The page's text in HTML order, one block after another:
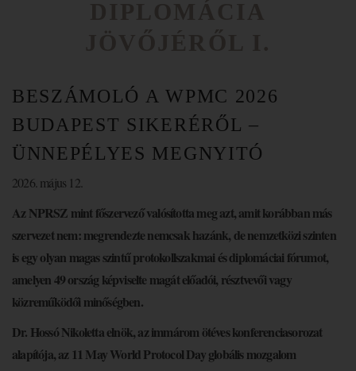
BESZÁMOLÓ A WPMC 2026
BUDAPEST SIKERÉRŐL –
ÜNNEPÉLYES MEGNYITÓ
2026. május 12.
Az NPRSZ mint főszervező valósította meg azt, amit korábban más
szervezet nem: megrendezte nemcsak hazánk, de nemzetközi szinten
is egy olyan magas szintű protokollszakmai és diplomáciai fórumot,
amelyen 49 ország képviselte magát előadói, résztvevői vagy
közreműködői minőségben.
Dr. Hossó Nikoletta elnök, az immárom ötéves konferenciasorozat
alapítója, az 11 May World Protocol Day globális mozgalom